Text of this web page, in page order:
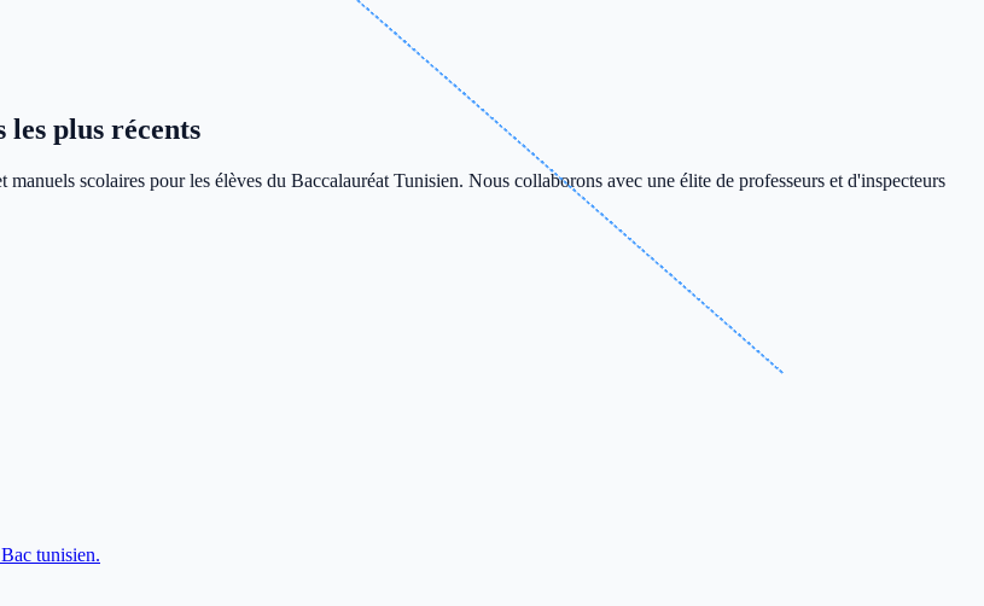
les plus récents
scolaires pour les élèves du Baccalauréat Tunisien. Nous collaborons avec une élite de professeurs et d'inspecteurs
tunisien.